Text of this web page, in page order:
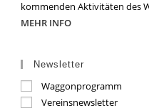
kommenden Aktivitäten des
MEHR INFO
Newsletter
Waggonprogramm
Vereinsnewsletter